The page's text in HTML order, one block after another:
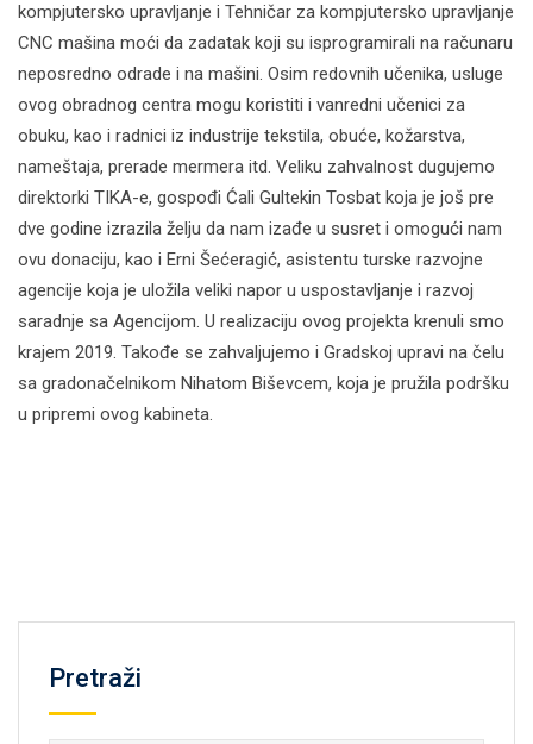
kompjutersko upravljanje i Tehničar za kompjutersko upravljanje
CNC mašina moći da zadatak koji su isprogramirali na računaru
neposredno odrade i na mašini. Osim redovnih učenika, usluge
ovog obradnog centra mogu koristiti i vanredni učenici za
obuku, kao i radnici iz industrije tekstila, obuće, kožarstva,
nameštaja, prerade mermera itd. Veliku zahvalnost dugujemo
direktorki TIKA-e, gospođi Ćali Gultekin Tosbat koja je još pre
dve godine izrazila želju da nam izađe u susret i omogući nam
ovu donaciju, kao i Erni Šećeragić, asistentu turske razvojne
agencije koja je uložila veliki napor u uspostavljanje i razvoj
saradnje sa Agencijom. U realizaciju ovog projekta krenuli smo
krajem 2019. Takođe se zahvaljujemo i Gradskoj upravi na čelu
sa gradonačelnikom Nihatom Biševcem, koja je pružila podršku
u pripremi ovog kabineta.
Pretraži